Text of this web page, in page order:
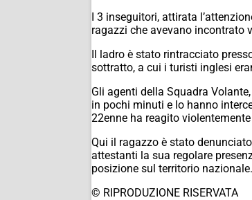
I 3 inseguitori, attirata
ragazzi che avevano incontrato
Il ladro è stato rintracciato
sottratto, a cui i turisti inglesi
Gli agenti della Squadra
in pochi minuti e lo hanno
22enne ha reagito
Qui il ragazzo è stato
attestanti la sua regolare
posizione sul territorio nazionale.
© RIPRODUZIONE RISERVATA